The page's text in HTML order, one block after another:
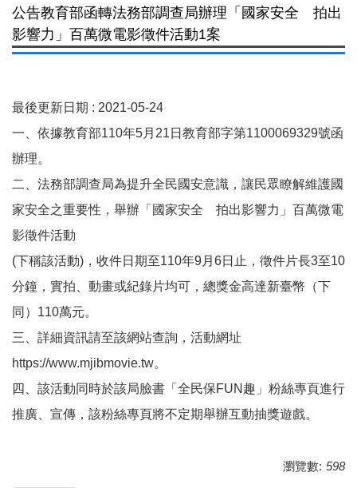
公告教育部函轉法務部調查局辦理「國家安全 拍出
影響力」百萬微電影徵件活動1案
最後更新日期 : 2021-05-24
一、依據教育部110年5月21日教育部字第1100069329號函
辦理。
二、法務部調查局為提升全民國安意識，讓民眾瞭解維護國
家安全之重要性，舉辦「國家安全 拍出影響力」百萬微電
影徵件活動
(下稱該活動)，收件日期至110年9月6日止，徵件片長3至10
分鐘，實拍、動畫或紀錄片均可，總獎金高達新臺幣（下
同）110萬元。
三、詳細資訊請至該網站查詢，活動網址
https://www.mjibmovie.tw。
四、該活動同時於該局臉書「全民保FUN趣」粉絲專頁進行
推廣、宣傳，該粉絲專頁將不定期舉辦互動抽獎遊戲。
瀏覽數: 598